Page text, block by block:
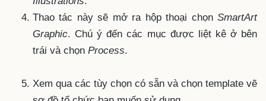
Thao tác này sẽ mở ra hộp thoại chọnSmartArt
Graphic. Chú ý đến các mục được liệt kê ở bên
trái và chọn Process.
Xem qua các tùy chọn có sẵn và chọn template vẽ